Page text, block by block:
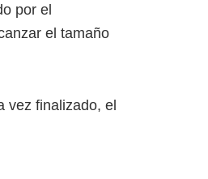
por el
el tamaño
vez finalizado, el